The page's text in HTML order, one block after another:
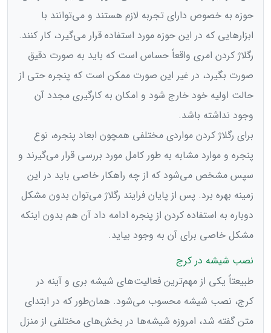
حوزه به خصوص دارای تجربه لازم هستند و می‌توانند با
ابزارهایی که در این حوزه مورد استفاده قرار می‌گیرد، کار کنند.
رگلاژ کردن امری واقعاً حساس است که باید به صورت دقیق
صورت بگیرد، در غیر این صورت ممکن است که پنجره حتی از
حالت اولیه خود خارج شود و امکان به کارگیری مجدد آن
وجود نداشته باشد.
برای رگلاژ کردن مواردی مختلفی همچون ابعاد پنجره، نوع
پنجره و موارد مشابه به طور کامل مورد بررسی قرار می‌گیرند و
سپس مشخص می‌شود که از چه راهکار خاصی باید در این
زمینه بهره برد. پس از پایان فرایند رگلاژ می‌توان بدون مشکل
دوباره به استفاده کردن از پنجره ادامه داد آن هم بدون اینکه
مشکل خاصی برای آن به وجود بیاید.
نصب شیشه در کرج
طبیعتاً یکی از مهم‌ترین فعالیت‌های شیشه بری و آینه در
کرج، نصب شیشه محسوب می‌شود. همان‌طور که در ابتدای
متن گفته شد، امروزه شیشه‌ها در بخش‌های مختلفی از منزل